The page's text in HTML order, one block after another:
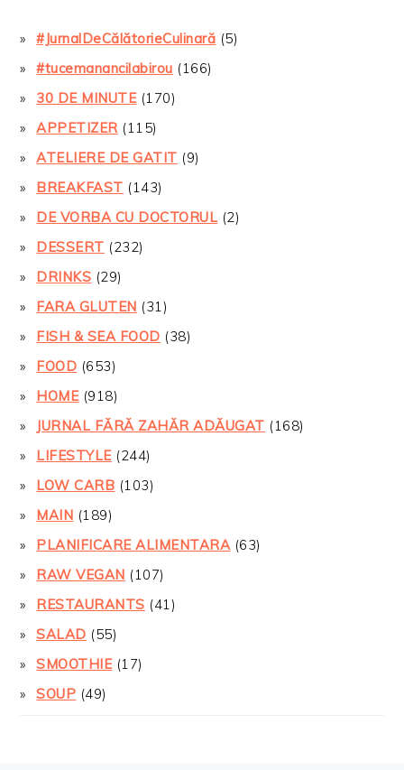
#JurnalDeCălătorieCulinară (5)
#tucemanancilabirou (166)
30 DE MINUTE(170)
APPETIZER(115)
ATELIERE DE GATIT (9)
BREAKFAST (143)
DE VORBA CU DOCTORUL (2)
DESSERT (232)
DRINKS (29)
FARA GLUTEN (31)
FISH & SEA FOOD (38)
FOOD (653)
HOME(918)
JURNAL FĂRĂ ZAHĂR ADĂUGAT (168)
LIFESTYLE(244)
LOW CARB (103)
MAIN (189)
PLANIFICARE ALIMENTARA(63)
RAW VEGAN (107)
RESTAURANTS (41)
SALAD (55)
SMOOTHIE(17)
SOUP (49)